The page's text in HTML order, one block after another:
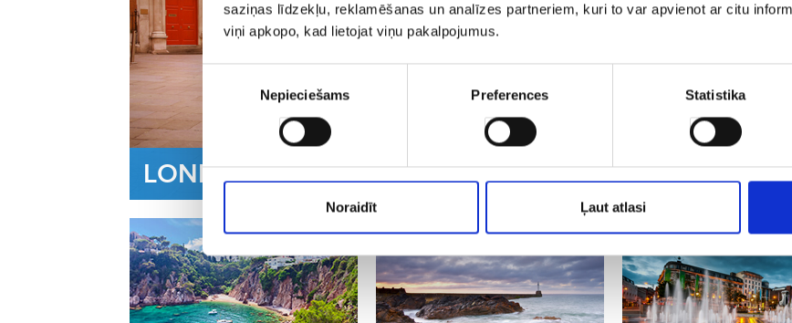
saziņas līdzekļu, reklamēšanas un analīzes partneriem, kuri to var apvienot ar citu
viņi apkopo, kad lietojat viņu pakalpojumus.
Nepieciešams Preferences Statistika
Noraidīt Ļaut atlasi
LONDONA no€39
EDINBURGA
LIVERPŪLE